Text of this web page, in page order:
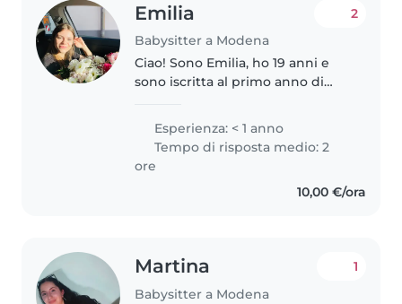
Emilia
Babysitter a Modena
2
Ciao! Sono Emilia, ho 19 anni e
sono iscritta al primo anno di
persona solare e mi piacciono
molto i bambini. Sono
disponibile come babysitter al
Esperienza: < 1 anno
Tempo di risposta medio: 2
ore
10,00 €/ora
Martina
Babysitter a Modena
1